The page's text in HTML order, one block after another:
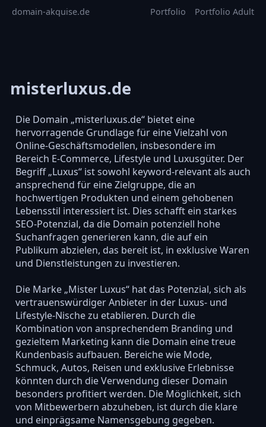
domain-akquise.de Portfolio Portfolio Adult
misterluxus.de
Die Domain „misterluxus.de“ bietet eine
hervorragende Grundlage für eine Vielzahl von
Online-Geschäftsmodellen, insbesondere im
Bereich E-Commerce, Lifestyle und Luxusgüter. Der
Begriff „Luxus“ ist sowohl keyword-relevant als auch
ansprechend für eine Zielgruppe, die an
hochwertigen Produkten und einem gehobenen
Lebensstil interessiert ist. Dies schafft ein starkes
SEO-Potenzial, da die Domain potenziell hohe
Suchanfragen generieren kann, die auf ein
Publikum abzielen, das bereit ist, in exklusive Waren
und Dienstleistungen zu investieren.
Die Marke „Mister Luxus“ hat das Potenzial, sich als
vertrauenswürdiger Anbieter in der Luxus- und
Lifestyle-Nische zu etablieren. Durch die
Kombination von ansprechendem Branding und
gezieltem Marketing kann die Domain eine treue
Kundenbasis aufbauen. Bereiche wie Mode,
Schmuck, Autos, Reisen und exklusive Erlebnisse
könnten durch die Verwendung dieser Domain
besonders profitiert werden. Die Möglichkeit, sich
von Mitbewerbern abzuheben, ist durch die klare
und einprägsame Namensgebung gegeben.